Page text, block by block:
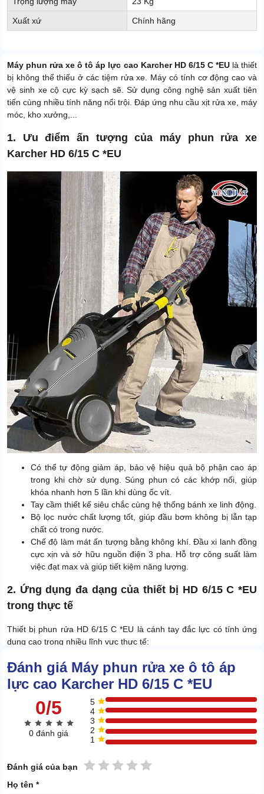
Xuất xứ Chính hãng
Máy phun rửa xe ô tô áp lực cao Karcher HD 6/15 C *EUlà thiết
bị không thể thiếu ở các tiệm rửa xe. Máy có tính cơ động cao và
vệ sinh xe cộ cực kỳ sạch sẽ. Sử dụng công nghệ sản xuất tiên
tiến cùng nhiều tính năng nổi trội. Đáp ứng nhu cầu xịt rửa xe, máy
móc, kho xưởng,...
1. Ưu điểm ấn tượng của máy phun rửa xe
Karcher HD 6/15 C *EU
Có thể tự động giảm áp, bảo vệ hiệu quả bộ phận cao áp
trong khi chờ sử dụng. Súng phun có các khớp nối, giúp
khóa nhanh hơn 5 lần khi dùng ốc vít.
Tay cầm thiết kế siêu chắc cùng hệ thống bánh xe linh động.
Bộ lọc nước chất lượng tốt, giúp đầu bơm không bị lẫn tạp
chất có trong nước.
Chế độ làm mát ấn tượng bằng không khí. Đầu xi lanh đồng
cực xịn và sở hữu nguồn điện 3 pha. Hỗ trợ công suất làm
việc đạt max và giúp tiết kiệm năng lượng.
2. Ứng dụng đa dạng của thiết bị HD 6/15 C *EU
trong thực tế
Thiết bị phun rửa HD 6/15 C *EU là cánh tay đắc lực có tính ứng
dụng cao trong nhiều lĩnh vực thực tế:
2.1 Sử dụng trong gia đình
Đánh giá Máy phun rửa xe ô tô áp
lực cao Karcher HD 6/15 C *EU
0/5
0 đánh giá
5
4
3
2
1
Đánh giá của bạn 5 sao
4 sao
3 sao
2 sao
1 sao
Họ tên *